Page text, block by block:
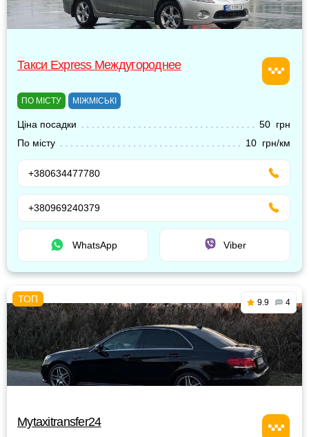
Такси Express Междугороднее
ПО МІСТУ МІЖМІСЬКІ
Ціна посадки
50 грн
По місту
10 грн/км
+380634477780
+380969240379
WhatsApp Viber
9.9 4
Mytaxitransfer24